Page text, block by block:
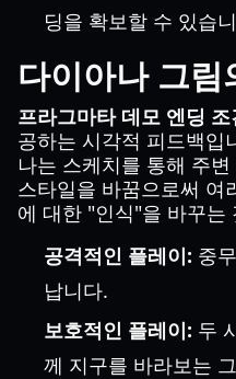
딩을 확보할 수 있습
다이아나 그림
프라그마타 데모 엔딩 조
공하는 시각적 피드백입
나는 스케치를 통해 주
스타일을 바꿈으로써 여
에 대한 "인식"을 바꾸는
공격적인 플레이: 중
납니다.
보호적인 플레이: 두
께 지구를 바라보는